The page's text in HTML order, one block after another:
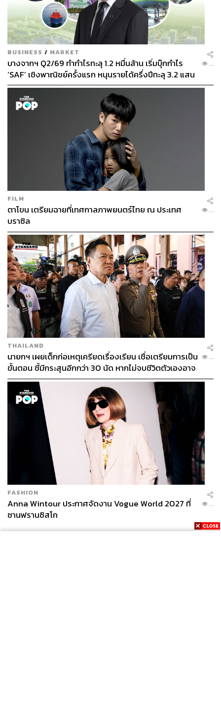
BUSINESS / MARKET
บางจากฯ Q2/69 ทำกำไรทะลุ 1.2 หมื่นล้าน เริ่มบุ๊กกำไร
‘SAF’ เชิงพาณิชย์ครั้งแรก หนุนรายได้ครึ่งปีทะลุ 3.2 แสน
ล้าน
...
FILM
ตาโขน เตรียมฉายที่เทศกาลภาพยนตร์ไทย ณ ประเทศ
บราซิล
...
THAILAND
นายกฯ เผยเด็กก่อเหตุเครียดเรื่องเรียน เชื่อเตรียมการเป็น
ขั้นตอน ชี้มีกระสุนอีกกว่า 30 นัด หากไม่จบชีวิตตัวเองอาจ
สูญเสียเพิ่ม
...
FASHION
Anna Wintour ประกาศจัดงาน Vogue World 2027 ที่
ซานฟรานซิสโก
...